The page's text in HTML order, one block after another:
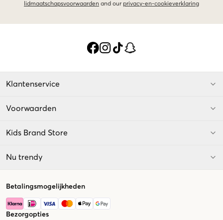
lidmaatschapsvoorwaarden and our privacy-en-cookieverklaring
Klantenservice
Voorwaarden
Kids Brand Store
Nu trendy
Betalingsmogelijkheden
Bezorgopties